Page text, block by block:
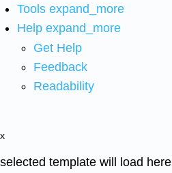
Tools expand_more
Help expand_more
Get Help
Feedback
Readability
x
selected template will load here